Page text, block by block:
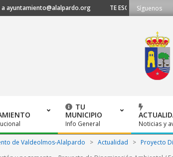
TE ESCUCHAMOS -
Síguenos
TU
MUNICIPIO
Info General Noticias y
de Valdeolmos-Alalpardo > Actualidad > Proyecto